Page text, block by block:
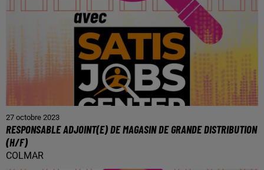
27 octobre 2023
RESPONSABLE ADJOINT(E) DE MAGASIN DE GRANDE DISTRIBUTION
(H/F)
COLMAR